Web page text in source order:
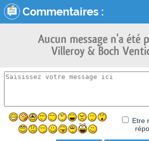
Commentaires :
Aucun message n'a été
Villeroy & Boch
Etre